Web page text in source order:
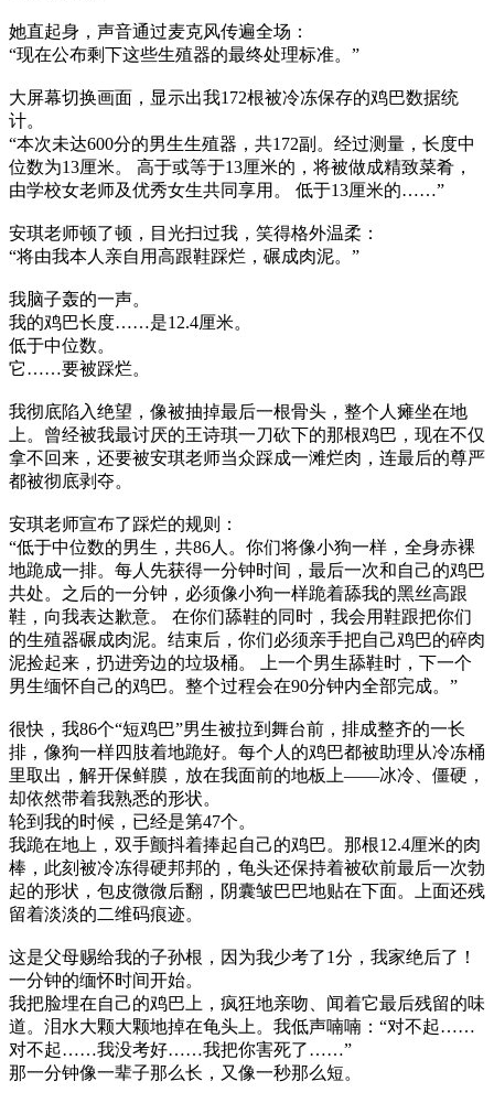
她直起身，声音通过麦克风传遍全场：
“现在公布剩下这些生殖器的最终处理标准。”
大屏幕切换画面，显示出我172根被冷冻保存的鸡巴数据统
计。
“本次未达600分的男生生殖器，共172副。经过测量，长度中
位数为13厘米。 高于或等于13厘米的，将被做成精致菜肴，
由学校女老师及优秀女生共同享用。 低于13厘米的……”
安琪老师顿了顿，目光扫过我，笑得格外温柔：
“将由我本人亲自用高跟鞋踩烂，碾成肉泥。”
我脑子轰的一声。
我的鸡巴长度……是12.4厘米。
低于中位数。
它……要被踩烂。
我彻底陷入绝望，像被抽掉最后一根骨头，整个人瘫坐在地
上。曾经被我最讨厌的王诗琪一刀砍下的那根鸡巴，现在不仅
拿不回来，还要被安琪老师当众踩成一滩烂肉，连最后的尊严
都被彻底剥夺。
安琪老师宣布了踩烂的规则：
“低于中位数的男生，共86人。你们将像小狗一样，全身赤裸
地跪成一排。每人先获得一分钟时间，最后一次和自己的鸡巴
共处。之后的一分钟，必须像小狗一样跪着舔我的黑丝高跟
鞋，向我表达歉意。 在你们舔鞋的同时，我会用鞋跟把你们
的生殖器碾成肉泥。结束后，你们必须亲手把自己鸡巴的碎肉
泥捡起来，扔进旁边的垃圾桶。 上一个男生舔鞋时，下一个
男生缅怀自己的鸡巴。整个过程会在90分钟内全部完成。”
很快，我86个“短鸡巴”男生被拉到舞台前，排成整齐的一长
排，像狗一样四肢着地跪好。每个人的鸡巴都被助理从冷冻桶
里取出，解开保鲜膜，放在我面前的地板上——冰冷、僵硬，
却依然带着我熟悉的形状。
轮到我的时候，已经是第47个。
我跪在地上，双手颤抖着捧起自己的鸡巴。那根12.4厘米的肉
棒，此刻被冷冻得硬邦邦的，龟头还保持着被砍前最后一次勃
起的形状，包皮微微后翻，阴囊皱巴巴地贴在下面。上面还残
留着淡淡的二维码痕迹。
这是父母赐给我的子孙根，因为我少考了1分，我家绝后了！
一分钟的缅怀时间开始。
我把脸埋在自己的鸡巴上，疯狂地亲吻、闻着它最后残留的味
道。泪水大颗大颗地掉在龟头上。我低声喃喃：“对不起……
对不起……我没考好……我把你害死了……”
那一分钟像一辈子那么长，又像一秒那么短。